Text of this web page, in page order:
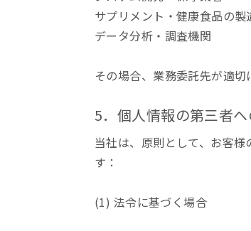
サプリメント・健康食品の製
データ分析・調査機関
その場合、業務委託先が適切
5．個人情報の第三者
当社は、原則として、お客
す：
(1) 法令に基づく場合